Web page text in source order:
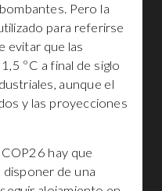
Pero la
para referirse
evitar que las
ºC a final de siglo
aunque el
y las proyecciones
hay que
de una